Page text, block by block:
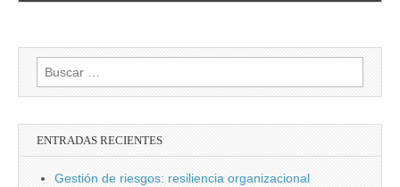
Buscar:
ENTRADAS RECIENTES
Gestión de riesgos: resiliencia organizacional